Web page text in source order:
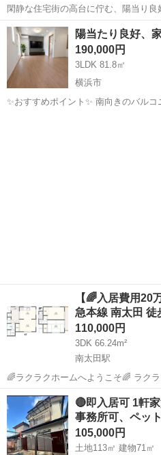
閑静な住宅街の高台に佇む、陽当り良好な
6月に水回り（キッチン・浴室・トイ
床）をリフォーム予定！きれいな状
■物件概要 ・賃...
神奈川 横浜市 一戸建て
陽当たり良好、
190,000円
3LDK 81.8㎡
横浜市
✨️おすすめポイント✨️ 南向きのバルコ
【🌈入居費用20
急本線 南太田 徒
110,000円
3DK 66.24m²
南太田駅
🌈ラクラクホームへようこそ🌈 ラクラクホームのサイトに訪問いただ
きありがとうございます🙇 当社では、業界最安値でご入居できる不動
神奈川 横浜市 南太田駅 一
🔴即入居可 1軒
事務所可、ペッ
105,000円
土地113㎡ 建物71㎡